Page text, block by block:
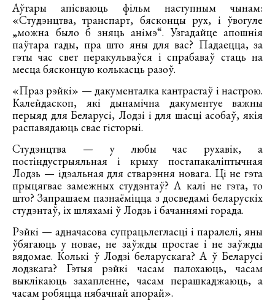
Аўтары апісваюць фільм наступным чынам:
«Студэнцтва, транспарт, бясконцы рух, і ўвогуле
„можна было б зняць анімэ“. Узгадайце апошнія
паўтара гады, пра што яны для вас? Падаецца, за
гэты час свет перакульваўся і спрабаваў стаць на
месца бясконцую колькасць разоў.
«Праз рэйкі» — дакументалка кантрастаў і настрою.
Калейдаскоп, які дынамічна дакументуе важны
перыяд для Беларусі, Лодзі і для шасці асобаў, якія
распавядаюць свае гісторыі.
Студэнцтва — у любы час рухавік, а
постіндустрыяльная і крыху постапакаліптычная
Лодзь — ідэальная для стварэння новага. Ці не гэта
прыцягвае замежных студэнтаў? А калі не гэта, то
што? Запрашаем пазнаёміцца з досведамі беларускіх
студэнтаў, іх шляхамі ў Лодзь і бачаннямі горада.
Рэйкі — адначасова супрацьлегласці і паралелі, яны
ўбягаюць у новае, не заўжды простае і не заўжды
вядомае. Колькі ў Лодзі беларускага? А ў Беларусі
лодзкага? Гэтыя рэйкі часам палохаюць, часам
выклікаюць захапленне, часам перашкаджаюць, а
часам робяцца нябачнай апорай».